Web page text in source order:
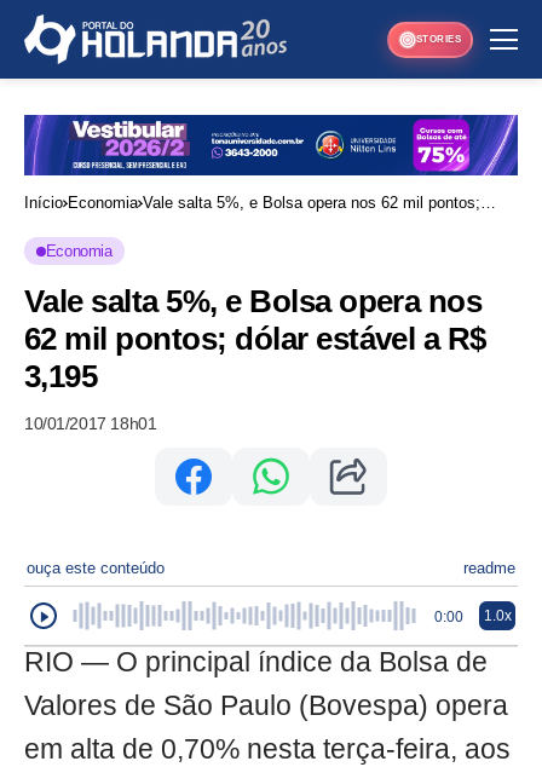
STORIES
Início Economia Vale salta 5%, e Bolsa opera nos 62 mil pontos;
Economia
Vale salta 5%, e Bolsa opera nos
62 mil pontos; dólar estável a R$
3,195
10/01/2017 18h01
ouça este conteúdo readme
0:00 1.0x
RIO — O principal índice da Bolsa de
Valores de São Paulo (Bovespa) opera
em alta de 0,70% nesta terça-feira, aos